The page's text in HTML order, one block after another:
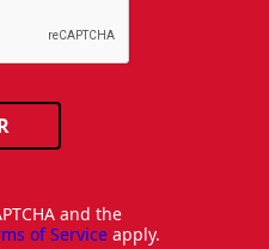
and the
of Service apply.